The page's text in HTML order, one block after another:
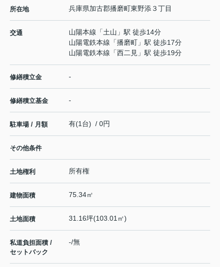
所在地 兵庫県加古郡播磨町東野添 ３丁目
交通 山陽本線 「土山 」駅 徒歩14分
山陽電鉄本線 「播磨町 」駅 徒歩17分
山陽電鉄本線 「西二見 」駅 徒歩19分
修繕積立金 -
修繕積立基金 -
駐車場 / 月額 有(1台) / 0円
その他条件
土地権利 所有権
建物面積 75.34㎡
土地面積 31.16坪(103.01㎡)
私道負担面積 /
セットバック
-/無